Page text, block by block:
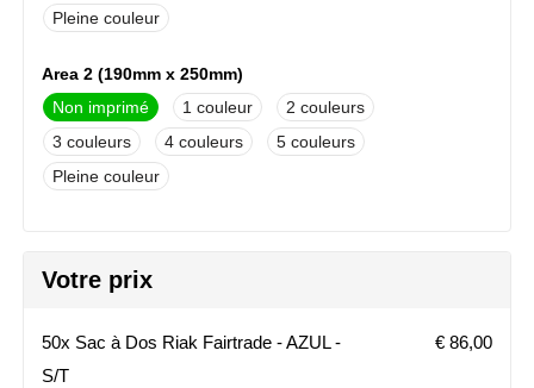
Sophie Muval
Stanley
Stilolinea
STORMaxi
TACX
The One Towelling
Pleine couleur
Area 2 (190mm x 250mm)
Non imprimé
1
2
3
4
5
Pleine couleur
Votre prix
50x Sac à Dos Riak Fairtrade - AZUL -
S/T
€ 86,00